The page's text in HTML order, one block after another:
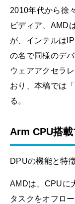
2010年代から徐
ビディア、AMD
が、インテルは
の名で同様のデ
ウェアアクセラ
おり、本稿では
る。
Arm CPU搭
DPUの機能と特
AMDは、CPUに
タスクをオフロ